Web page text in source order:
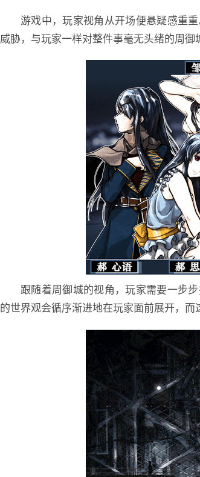
游戏中，玩家视角从开场便悬疑感重
威胁，与玩家一样对整件事毫无头绪的周御
跟随着周御城的视角，玩家需要一步
的世界观会循序渐进地在玩家面前展开，而